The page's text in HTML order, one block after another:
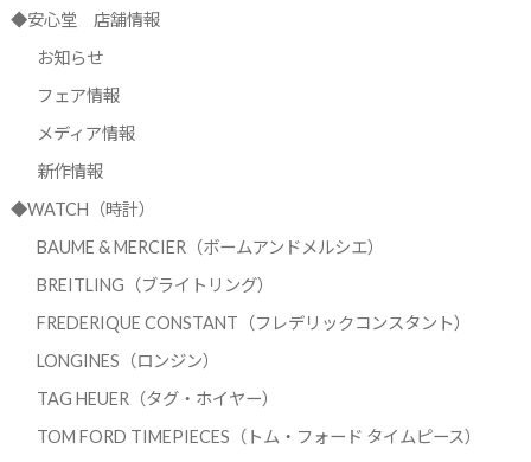
◆安心堂 店舗情報
お知らせ
フェア情報
メディア情報
新作情報
◆WATCH（時計）
BAUME & MERCIER（ボームアンドメルシエ）
BREITLING（ブライトリング）
FREDERIQUE CONSTANT（フレデリックコンスタント）
LONGINES（ロンジン）
TAG HEUER（タグ・ホイヤー）
TOM FORD TIMEPIECES（トム・フォード タイムピース）